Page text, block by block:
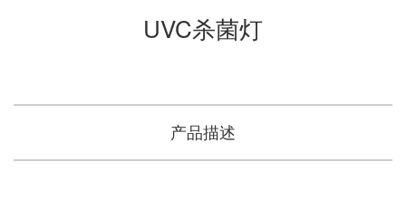
UVC杀菌灯
产品描述